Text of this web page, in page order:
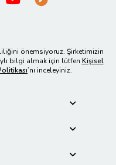
önemsiyoruz. Şirketimizin
bilgi almak için lütfen Kişisel
’nı inceleyiniz.